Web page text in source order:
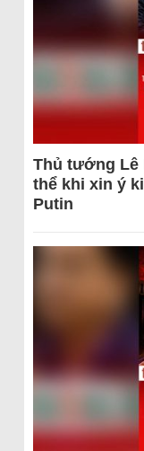
Thủ tướng Lê
thể khi xin ý
Putin